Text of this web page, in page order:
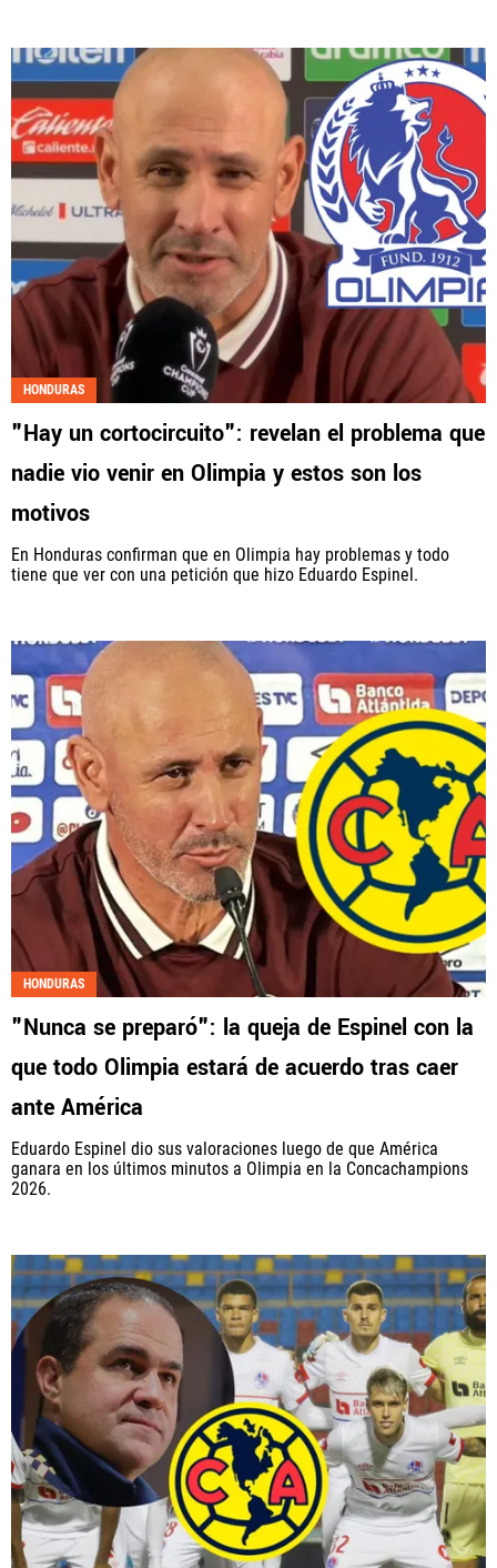
HONDURAS
"Hay un cortocircuito": revelan el problema que
nadie vio venir en Olimpia y estos son los
motivos
En Honduras confirman que en Olimpia hay problemas y todo
tiene que ver con una petición que hizo Eduardo Espinel.
HONDURAS
"Nunca se preparó": la queja de Espinel con la
que todo Olimpia estará de acuerdo tras caer
ante América
Eduardo Espinel dio sus valoraciones luego de que América
ganara en los últimos minutos a Olimpia en la Concachampions
2026.